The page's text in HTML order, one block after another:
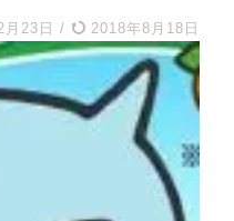
23日 / 2018年8月18日